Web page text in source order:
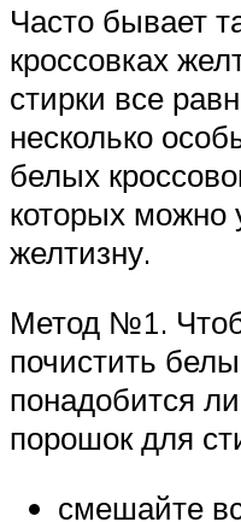
Часто бывает
кроссовках
стирки все
несколько
белых
которых можно
желтизну.
Метод №1.
почистить
понадобится
порошок для
смешайте